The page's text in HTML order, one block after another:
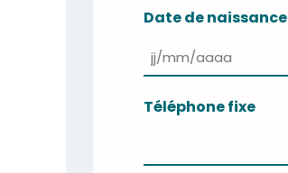
Date de naissance
JJ
slash
slash
Téléphone fixe